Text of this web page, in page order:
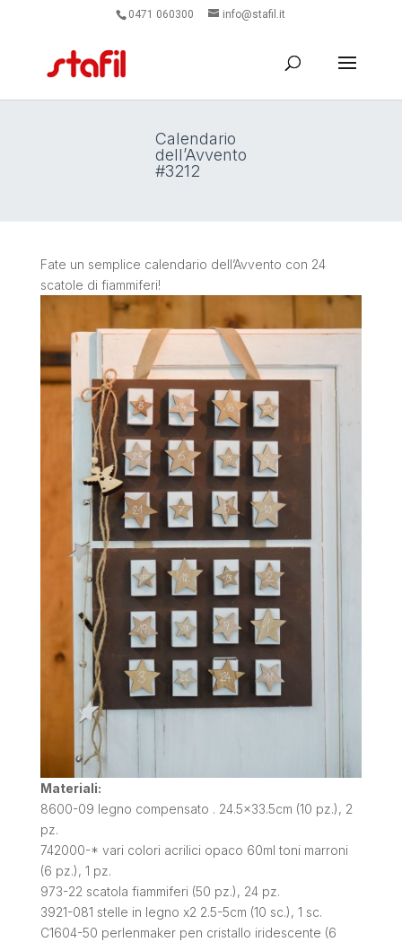
0471 060300 info@stafil.it
Calendario
dell’Avvento
#3212
Fate un semplice calendario dell’Avvento con 24
scatole di fiammiferi!
Materiali:
8600-09 legno compensato . 24.5×33.5cm (10 pz.), 2
pz.
742000-* vari colori acrilici opaco 60ml toni marroni
(6 pz.), 1 pz.
973-22 scatola fiammiferi (50 pz.), 24 pz.
3921-081 stelle in legno x2 2.5-5cm (10 sc.), 1 sc.
C1604-50 perlenmaker pen cristallo iridescente (6